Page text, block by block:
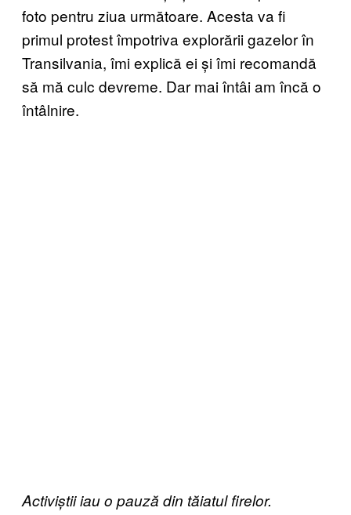
foto pentru ziua următoare. Acesta va fi
primul protest împotriva explorării gazelor în
Transilvania, îmi explică ei și îmi recomandă
să mă culc devreme. Dar mai întâi am încă o
întâlnire.
Activiștii iau o pauză din tăiatul firelor.